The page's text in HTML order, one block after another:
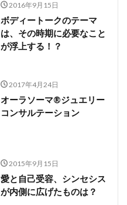
2016年9月15日
ボディートークのテーマ
は、その時期に必要なこと
が浮上する！？
2017年4月24日
オーラソーマ®ジュエリー
コンサルテーション
2015年9月15日
愛と自己受容、シンセシス
が内側に広げたものは？